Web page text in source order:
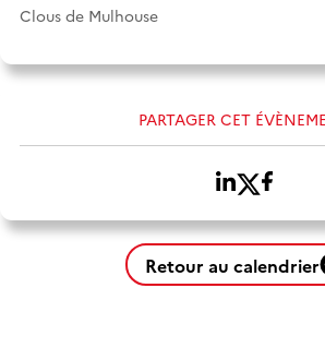
Clous de Mulhouse
PARTAGER CET
Retour au calendrier